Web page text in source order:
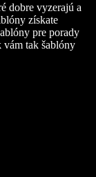
dobre vyzerajú a
získate
pre porady
vám tak šablóny